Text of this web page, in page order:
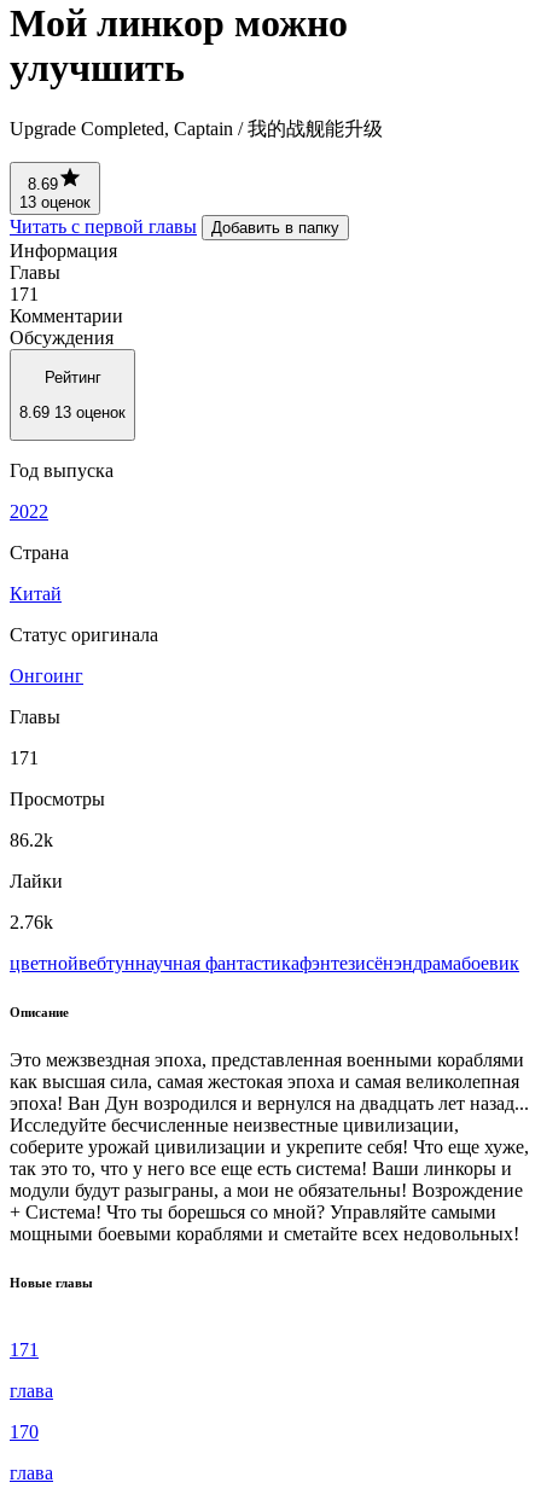
Мой линкор можно
улучшить
Upgrade Completed, Captain / 我的战舰能升级
8.69
13 оценок
Читать с первой главы Добавить в папку
Информация
Главы
171
Комментарии
Обсуждения
Рейтинг
8.69 13 оценок
Год выпуска
2022
Страна
Китай
Статус оригинала
Онгоинг
Главы
171
Просмотры
86.2k
Лайки
2.76k
цветнойвeбтуннаучная фантастикафэнтезисёнэндрамабоевик
Описание
Это межзвездная эпоха, представленная военными кораблями
как высшая сила, самая жестокая эпоха и самая великолепная
эпоха! Ван Дун возродился и вернулся на двадцать лет назад...
Исследуйте бесчисленные неизвестные цивилизации,
соберите урожай цивилизации и укрепите себя! Что еще хуже,
так это то, что у него все еще есть система! Ваши линкоры и
модули будут разыграны, а мои не обязательны! Возрождение
+ Система! Что ты борешься со мной? Управляйте самыми
мощными боевыми кораблями и сметайте всех недовольных!
Новые главы
171
глава
170
глава